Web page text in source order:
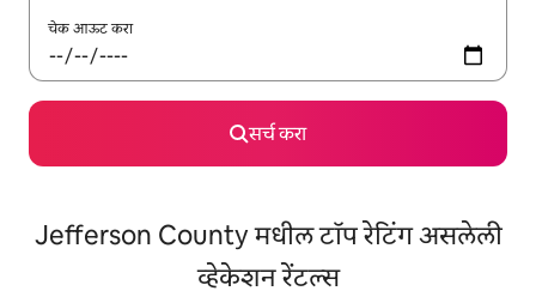
चेक आऊट करा
सर्च करा
Jefferson County मधील टॉप रेटिंग असलेली
व्हेकेशन रेंटल्स